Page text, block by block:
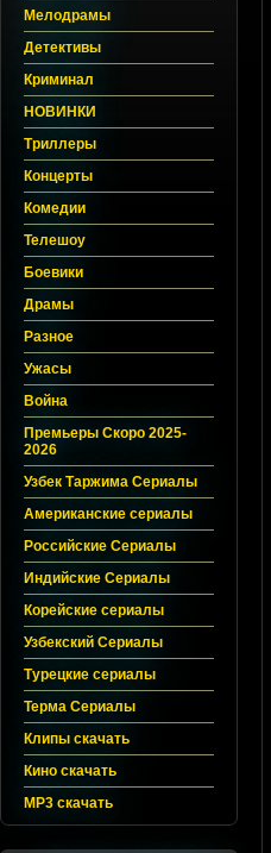
Мелодрамы
Детективы
Криминал
НОВИНКИ
Триллеры
Концерты
Комедии
Телешоу
Боевики
Драмы
Разное
Ужасы
Война
Премьеры Скоро 2025-
2026
Узбек Таржима Сериалы
Американские сериалы
Российские Сериалы
Индийские Сериалы
Корейские сериалы
Узбекский Сериалы
Турецкие сериалы
Терма Сериалы
Клипы скачать
Кино скачать
MP3 скачать